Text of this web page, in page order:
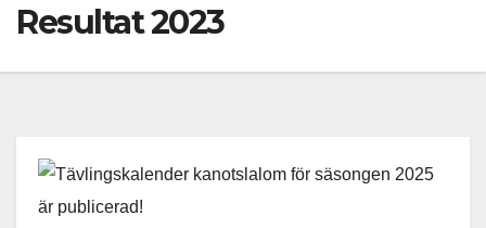
Resultat 2023